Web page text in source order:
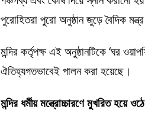
পুরোহিতরা পুরো অনুষ্ঠান জুড়ে বৈদিক
মন্দির কর্তৃপক্ষ এই অনুষ্ঠানটিকে ‘ঘর
ঐতিহ্যগতভাবেই পালন করা হয়েছে।
মন্দির ধর্মীয় মন্ত্রোচ্চারণে মুখরিত হয়ে ওঠে